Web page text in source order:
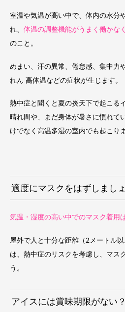
室温や気温が高い中で、体内の水分
れ、 体温の調整機能がうまく働かな
のこと。
めまい、汗の異常、倦怠感、集中力
れん 高体温などの症状が生じます。
熱中症と聞くと夏の炎天下で起こる
晴れ間や、まだ身体が暑さに慣れて
けでなく高温多湿の室内でも起こりま
適度にマスクをはずしまし
気温・湿度の高い中でのマスク着用
屋外で人と十分な距離（2メートル
は、熱中症のリスクを考慮し、マス
う。
アイスには賞味期限がない？